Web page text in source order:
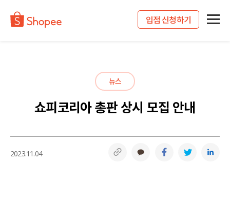
입점 신청하기
뉴스
쇼피코리아 총판 상시 모집 안내
2023.11.04 링크복사 카카오톡 페이스북 트위터